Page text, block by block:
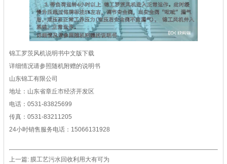
锦工罗茨风机说明书中文版下载
详细情况请参照随机附赠的说明书
山东锦工有限公司
地址：山东省章丘市经济开发区
电话：0531-83825699
传真：0531-83211205
24小时销售服务电话：15066131928
上一篇: 膜工艺污水回收利用大有可为